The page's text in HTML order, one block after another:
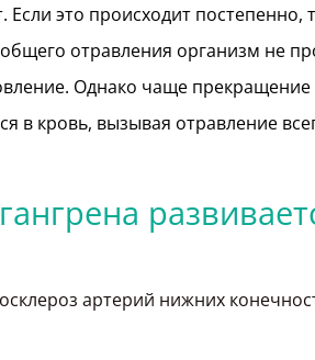
Если это происходит
отравления организм не
Однако чаще прекращение
в кровь, вызывая отравление
артерий нижних